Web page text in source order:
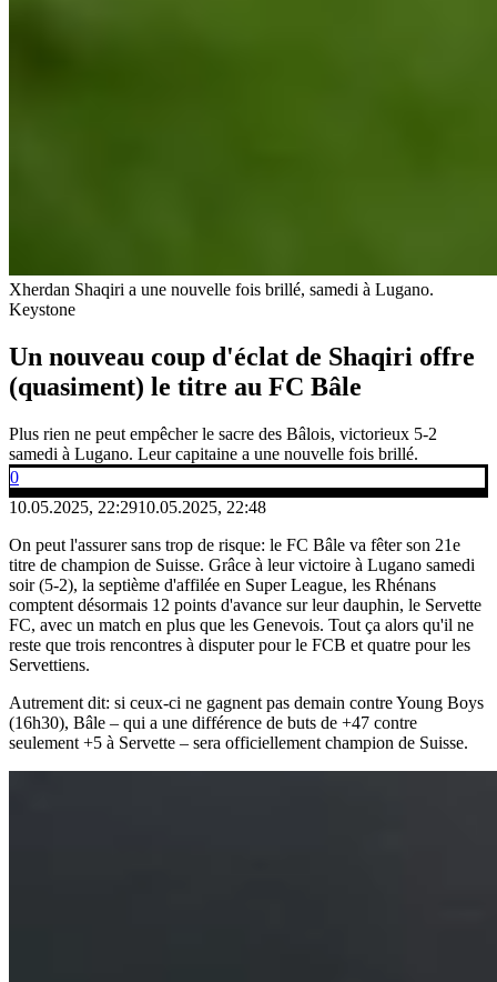
Xherdan Shaqiri a une nouvelle fois brillé, samedi à Lugano.
Keystone
Un nouveau coup d'éclat de Shaqiri offre
(quasiment) le titre au FC Bâle
Plus rien ne peut empêcher le sacre des Bâlois, victorieux 5-2
samedi à Lugano. Leur capitaine a une nouvelle fois brillé.
0
10.05.2025, 22:2910.05.2025, 22:48
On peut l'assurer sans trop de risque: le FC Bâle va fêter son 21e
titre de champion de Suisse. Grâce à leur victoire à Lugano samedi
soir (5-2), la septième d'affilée en Super League, les Rhénans
comptent désormais 12 points d'avance sur leur dauphin, le Servette
FC, avec un match en plus que les Genevois. Tout ça alors qu'il ne
reste que trois rencontres à disputer pour le FCB et quatre pour les
Servettiens.
Autrement dit: si ceux-ci ne gagnent pas demain contre Young Boys
(16h30), Bâle – qui a une différence de buts de +47 contre
seulement +5 à Servette – sera officiellement champion de Suisse.